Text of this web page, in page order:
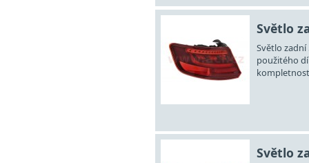
Světlo
Světlo zadní
použitého
Světlo